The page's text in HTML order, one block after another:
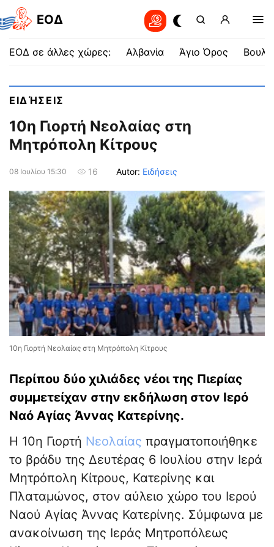
EOΔ
ΕΟΔ σε άλλες χώρες: Αλβανία Άγιο Όρος
ΕΙΔΉΣΕΙΣ
10η Γιορτή Νεολαίας στη
Μητρόπολη Κίτρους
08 Ιουλίου 15:30 16 Autor: Ειδήσεις
10η Γιορτή Νεολαίας στη Μητρόπολη Κίτρους
Περίπου δύο χιλιάδες νέοι της Πιερίας
συμμετείχαν στην εκδήλωση στον Ιερό
Ναό Αγίας Άννας Κατερίνης.
Η 10η Γιορτή Νεολαίας πραγματοποιήθηκε
το βράδυ της Δευτέρας 6 Ιουλίου στην Ιερά
Μητρόπολη Κίτρους, Κατερίνης και
Πλαταμώνος, στον αύλειο χώρο του Ιερού
Ναού Αγίας Άννας Κατερίνης. Σύμφωνα με
ανακοίνωση της Ιεράς Μητροπόλεως